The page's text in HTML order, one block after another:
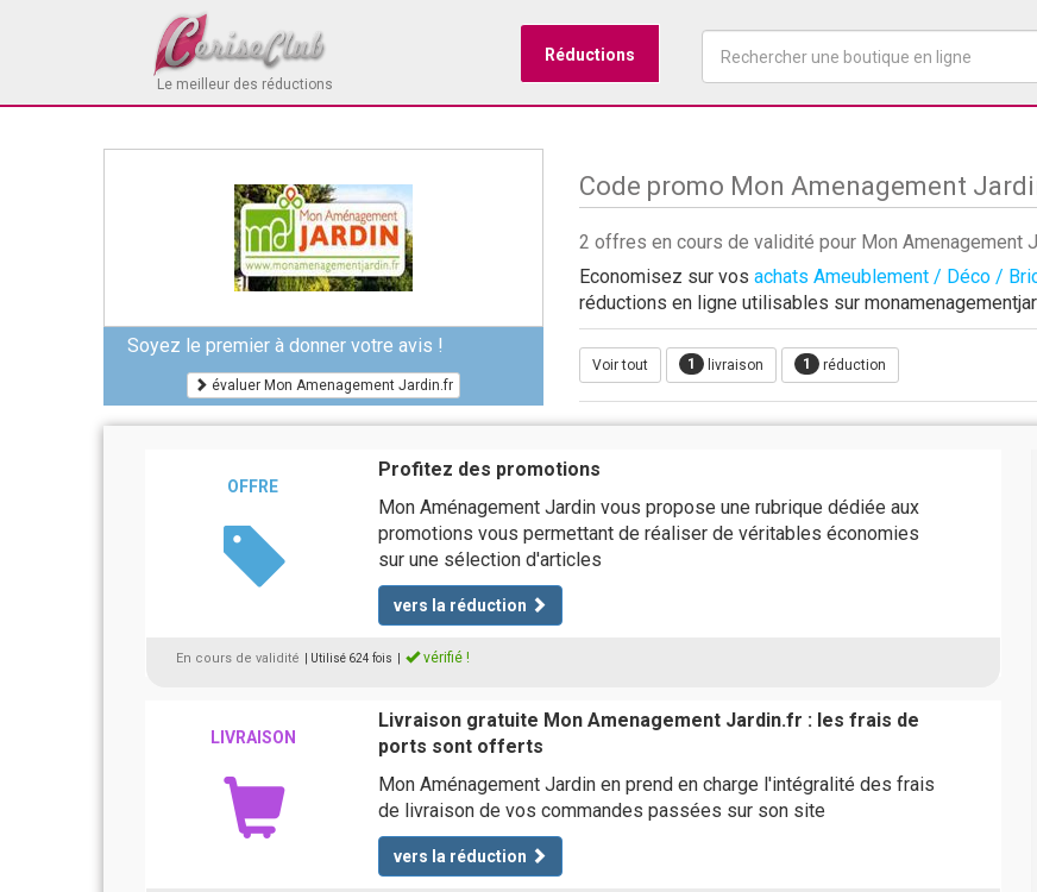
Le meilleur des réductions
Réductions
Soyez le premier à donner votre avis !
évaluer Mon Amenagement Jardin.fr
Code promo Mon Amenagement
2 offres en cours de validité pour Mon Amenagement
Economisez sur vos achats Ameublement / Déco /
réductions en ligne utilisables sur
Voir tout 1 livraison 1 réduction
OFFRE
Profitez des promotions
Mon Aménagement Jardin vous propose une rubrique dédiée aux
promotions vous permettant de réaliser de véritables économies
sur une sélection d'articles
vers la réduction
En cours de validité | Utilisé 624 fois vérifié !
LIVRAISON
Livraison gratuite Mon Amenagement Jardin.fr : les frais de
ports sont offerts
Mon Aménagement Jardin en prend en charge l'intégralité des frais
de livraison de vos commandes passées sur son site
vers la réduction